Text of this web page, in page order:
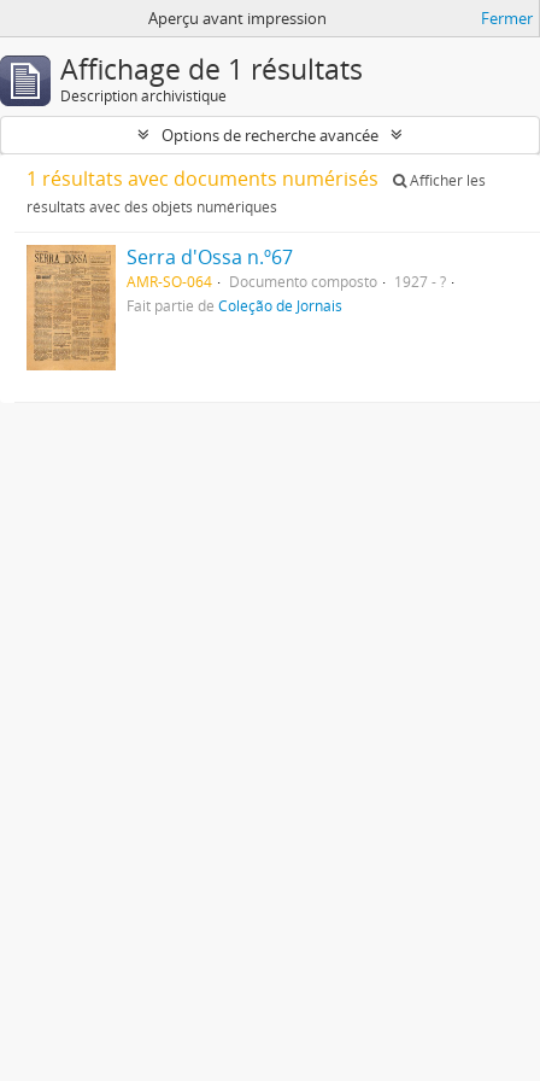
Aperçu avant impression Fermer
Affichage de 1 résultats
Description archivistique
Options de recherche avancée
1 résultats avec documents numérisés
Afficher les
résultats avec des objets numériques
Serra d'Ossa n.º67
AMR-SO-064 Documento composto
1927 - ?
Fait partie deColeção de Jornais